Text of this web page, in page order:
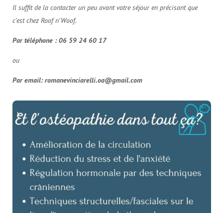
Il suffit de la contacter un peu avant votre séjour en précisant que
c'est chez Roof n'Woof.
Par téléphone : 06 59 24 60 17
ou
Par email:romanevinciarelli.oa@gmail.com